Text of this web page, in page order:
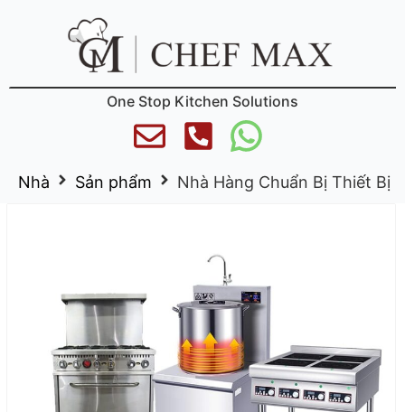
One Stop Kitchen Solutions
Nhà Sản phẩm Nhà Hàng Chuẩn Bị Thiết Bị